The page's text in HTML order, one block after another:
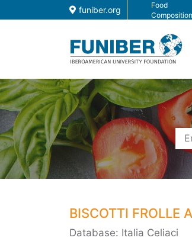
funiber.org
Food
Composition
BISCOTTI FROLLE
Database: Italia Celiaci